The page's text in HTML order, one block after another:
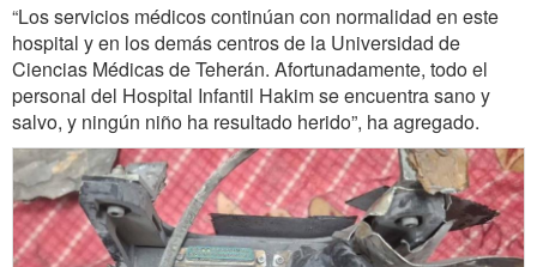
“Los servicios médicos continúan con normalidad en este
hospital y en los demás centros de la Universidad de
Ciencias Médicas de Teherán. Afortunadamente, todo el
personal del Hospital Infantil Hakim se encuentra sano y
salvo, y ningún niño ha resultado herido”, ha agregado.